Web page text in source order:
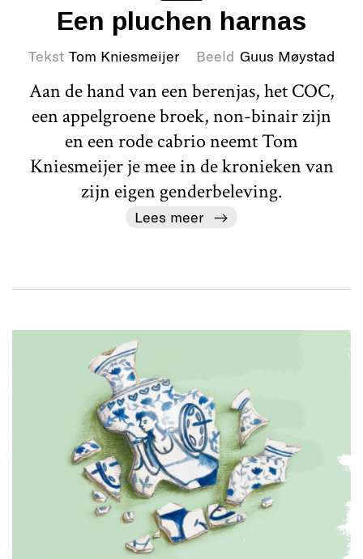
Een pluchen harnas
Tekst Tom Kniesmeijer Beeld Guus Møystad
Aan de hand van een berenjas, het COC,
een appelgroene broek, non-binair zijn
en een rode cabrio neemt Tom
Kniesmeijer je mee in de kronieken van
zijn eigen genderbeleving.
Lees meer